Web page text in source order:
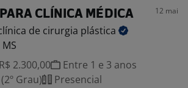
CLÍNICA MÉDICA 12 mai
de cirurgia plástica
2.300,00
Entre 1 e 3 anos
Grau)
Presencial